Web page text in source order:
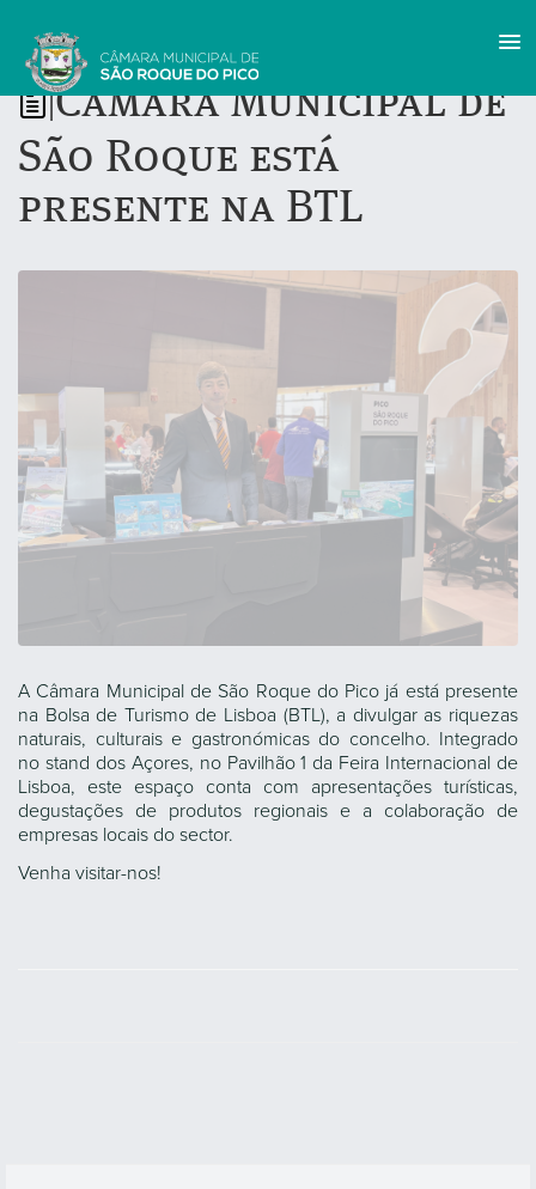
Câmara Municipal de
São Roque está
presente na BTL
A Câmara Municipal de São Roque do Pico já está presente
na Bolsa de Turismo de Lisboa (BTL), a divulgar as riquezas
naturais, culturais e gastronómicas do concelho. Integrado
no stand dos Açores, no Pavilhão 1 da Feira Internacional de
Lisboa, este espaço conta com apresentações turísticas,
degustações de produtos regionais e a colaboração de
empresas locais do sector.
Venha visitar-nos!